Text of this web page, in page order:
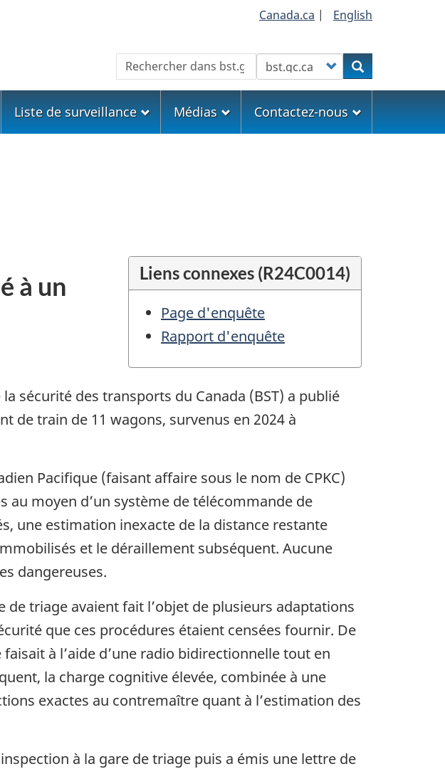
Canada.ca | English
Rechercher Customize your searchRechercher
Liste de surveillance Médias Contactez-nous
Liens connexes (R24C0014)
Page d'enquête
Rapport d'enquête
à un
sécurité des transports du Canada (BST) a publié
de train de 11 wagons, survenus en 2024 à
Pacifique (faisant affaire sous le nom de CPKC)
moyen d’un système de télécommande de
une estimation inexacte de la distance restante
et le déraillement subséquent. Aucune
dangereuses.
triage avaient fait l’objet de plusieurs adaptations
que ces procédures étaient censées fournir. De
à l’aide d’une radio bidirectionnelle tout en
la charge cognitive élevée, combinée à une
exactes au contremaître quant à l’estimation des
à la gare de triage puis a émis une lettre de